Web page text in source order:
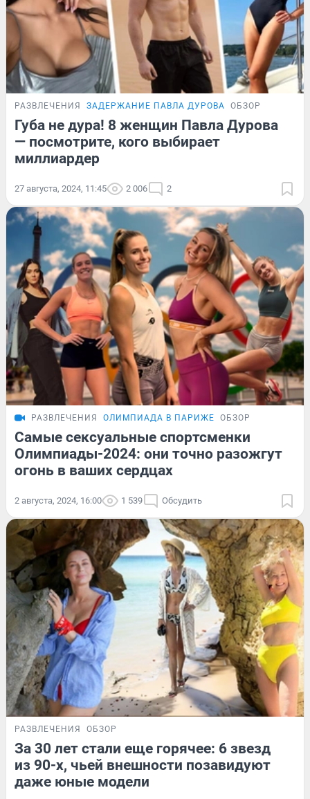
РАЗВЛЕЧЕНИЯ ЗАДЕРЖАНИЕ ПАВЛА ДУРОВА ОБЗОР
Губа не дура! 8 женщин Павла Дурова
— посмотрите, кого выбирает
миллиардер
27 августа, 2024, 11:45 2 006 2
РАЗВЛЕЧЕНИЯ ОЛИМПИАДА В ПАРИЖЕ ОБЗОР
Самые сексуальные спортсменки
Олимпиады-2024: они точно разожгут
огонь в ваших сердцах
2 августа, 2024, 16:00 1 539 Обсудить
РАЗВЛЕЧЕНИЯ ОБЗОР
За 30 лет стали еще горячее: 6 звезд
из 90-х, чьей внешности позавидуют
даже юные модели